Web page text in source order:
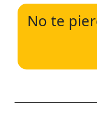
No te